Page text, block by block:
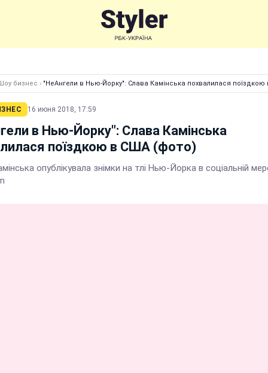
бизнес › "НеАнгели в Нью-Йорку": Слава Камінська похвалилася
16 июня 2018, 17:59
в Нью-Йорку": Слава Камінська
поїздкою в США (фото)
опублікувала знімки на тлі Нью-Йорка в соціальній